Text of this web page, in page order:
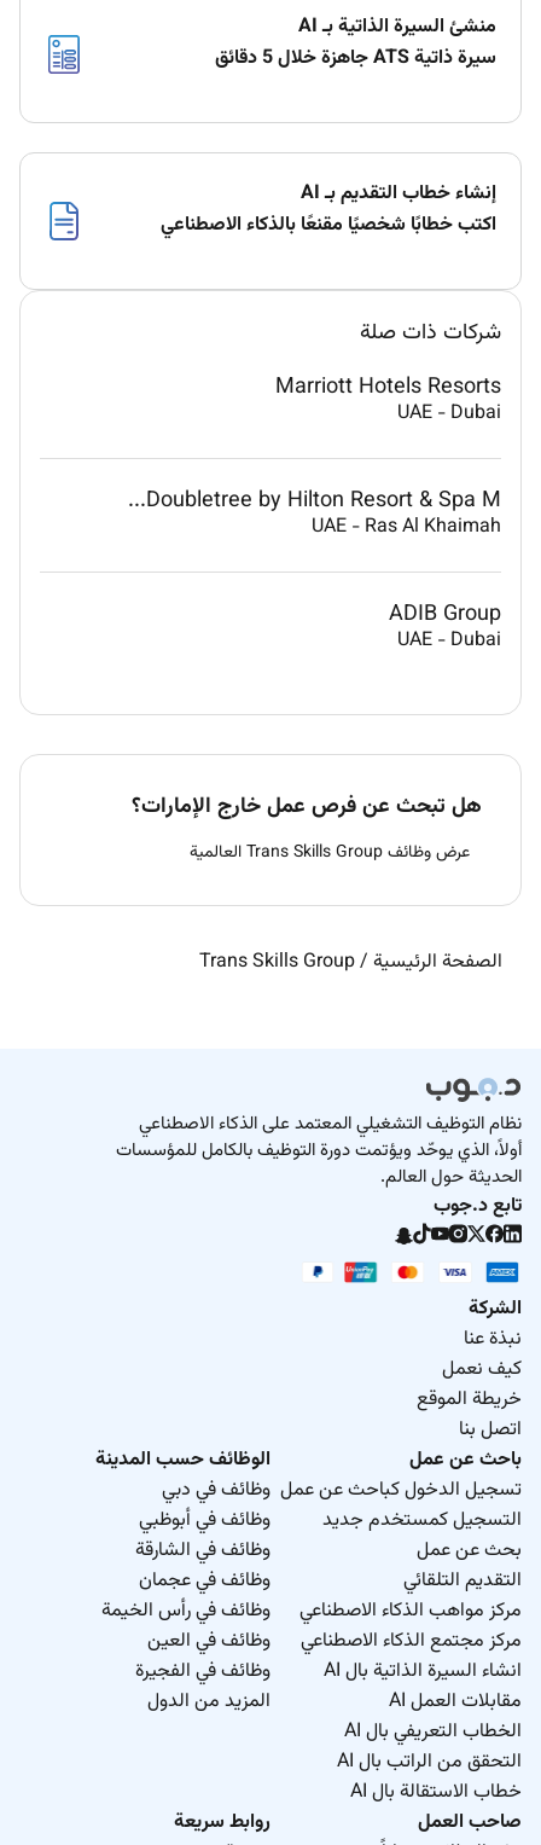
منشئ السيرة الذاتية بـ AI
سيرة ذاتية ATS جاهزة خلال 5 دقائق
إنشاء خطاب التقديم بـ AI
اكتب خطابًا شخصيًا مقنعًا بالذكاء الاصطناعي
شركات ذات صلة
Marriott Hotels Resorts
UAE - Dubai
Doubletree by Hilton Resort & Spa M...
UAE - Ras Al Khaimah
ADIB Group
UAE - Dubai
هل تبحث عن فرص عمل خارج الإمارات؟
عرض وظائف Trans Skills Group العالمية
الصفحة الرئيسية /
Trans Skills Group
نظام التوظيف التشغيلي المعتمد على الذكاء الاصطناعي
أولاً، الذي يوحّد ويؤتمت دورة التوظيف بالكامل للمؤسسات
الحديثة حول العالم.
تابع د.جوب
الشركة
نبذة عنا
كيف نعمل
خريطة الموقع
اتصل بنا
باحث عن عمل
تسجيل الدخول كباحث عن عمل
التسجيل كمستخدم جديد
بحث عن عمل
التقديم التلقائي
مركز مواهب الذكاء الاصطناعي
مركز مجتمع الذكاء الاصطناعي
انشاء السيرة الذاتية بال AI
مقابلات العمل AI
الخطاب التعريفي بال AI
التحقق من الراتب بال AI
خطاب الاستقالة بال AI
الوظائف حسب المدينة
وظائف في دبي
وظائف في أبوظبي
وظائف في الشارقة
وظائف في عجمان
وظائف في رأس الخيمة
وظائف في العين
وظائف في الفجيرة
المزيد من الدول
صاحب العمل
روابط سريعة